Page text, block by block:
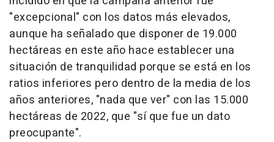
"excepcional" con los datos más elevados,
aunque ha señalado que disponer de 19.000
hectáreas en este año hace establecer una
situación de tranquilidad porque se está en los
ratios inferiores pero dentro de la media de los
años anteriores, "nada que ver" con las 15.000
hectáreas de 2022, que "sí que fue un dato
preocupante".